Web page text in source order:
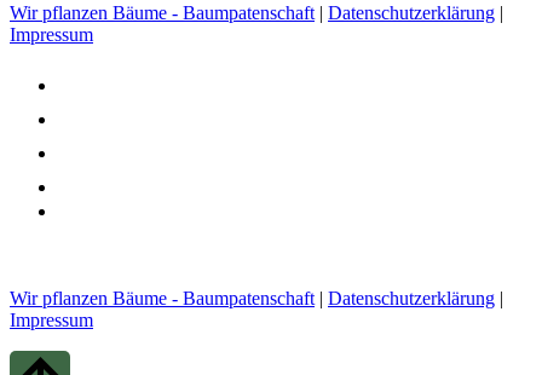
Wir pflanzen Bäume - Baumpatenschaft | Datenschutzerklärung |
Impressum
Wir pflanzen Bäume - Baumpatenschaft | Datenschutzerklärung |
Impressum